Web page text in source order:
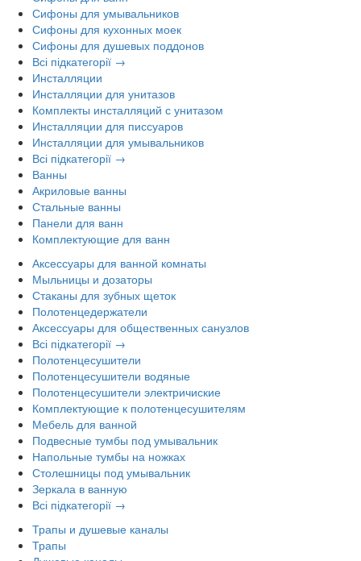
Сифоны для умывальников
Сифоны для кухонных моек
Сифоны для душевых поддонов
Всі підкатегорії →
Инсталляции
Инсталляции для унитазов
Комплекты инсталляций с унитазом
Инсталляции для писсуаров
Инсталляции для умывальников
Всі підкатегорії →
Ванны
Акриловые ванны
Стальные ванны
Панели для ванн
Комплектующие для ванн
Аксессуары для ванной комнаты
Мыльницы и дозаторы
Стаканы для зубных щеток
Полотенцедержатели
Аксессуары для общественных санузлов
Всі підкатегорії →
Полотенцесушители
Полотенцесушители водяные
Полотенцесушители электричиские
Комплектующие к полотенцесушителям
Мебель для ванной
Подвесные тумбы под умывальник
Напольные тумбы на ножках
Столешницы под умывальник
Зеркала в ванную
Всі підкатегорії →
Трапы и душевые каналы
Трапы